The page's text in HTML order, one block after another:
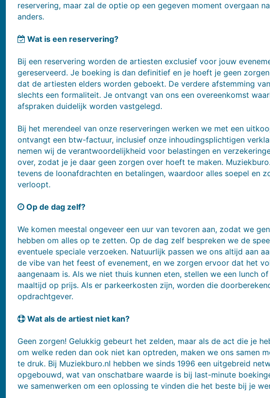
reservering, maar zal de optie op een gegeven moment overgaan
anders.
Wat is een reservering?
Bij een reservering worden de artiesten exclusief voor jouw
gereserveerd. Je boeking is dan definitief en je hoeft je geen
dat de artiesten elders worden geboekt. De verdere afstemming
slechts een formaliteit. Je ontvangt van ons een overeenkomst
afspraken duidelijk worden vastgelegd.
Bij het merendeel van onze reserveringen werken we met een
ontvangt een btw-factuur, inclusief onze inhoudingsplichtigen
nemen wij de verantwoordelijkheid voor belastingen en
over, zodat je je daar geen zorgen over hoeft te maken.
tevens de loonafdrachten en betalingen, waardoor alles soepel en
verloopt.
Op de dag zelf?
We komen meestal ongeveer een uur van tevoren aan, zodat we
hebben om alles op te zetten. Op de dag zelf bespreken we de
eventuele speciale verzoeken. Natuurlijk passen we ons altijd aan
de vibe van het feest of evenement, en we zorgen ervoor dat het
aangenaam is. Als we niet thuis kunnen eten, stellen we een lunch
maaltijd op prijs. Als er parkeerkosten zijn, worden die
opdrachtgever.
Wat als de artiest niet kan?
Geen zorgen! Gelukkig gebeurt het zelden, maar als de act die je
om welke reden dan ook niet kan optreden, maken we ons samen
te druk. Bij Muziekburo.nl hebben we sinds 1996 een uitgebreid
opgebouwd, wat van onschatbare waarde is bij last-minute
we samenwerken om een oplossing te vinden die het beste bij je